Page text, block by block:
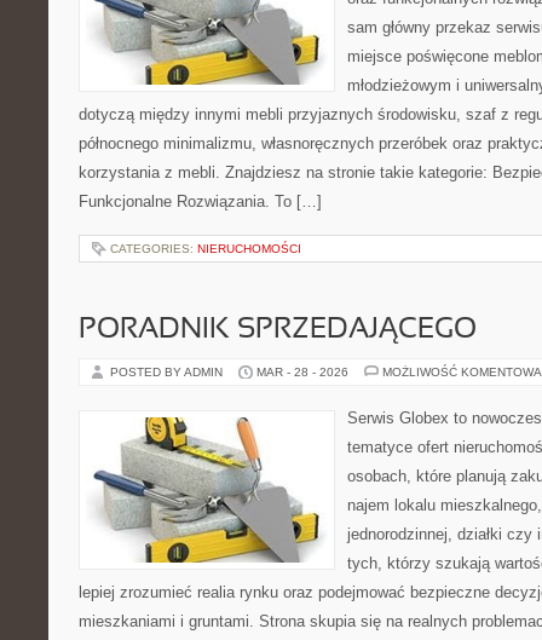
sam główny przekaz
miejsce poświęcone
młodzieżowym i
dotyczą między innymi mebli przyjaznych środowisku, szaf z
północnego minimalizmu, własnoręcznych przeróbek oraz
korzystania z mebli. Znajdziesz na stronie takie kategorie:
Funkcjonalne Rozwiązania. To […]
CATEGORIES: NIERUCHOMOŚCI
PORADNIK SPRZEDAJĄCEGO
POSTED BY ADMIN MAR - 28 - 2026 MOŻLIWOŚĆ
Serwis Globex to
tematyce ofert
osobach, które planują
najem lokalu
jednorodzinnej, działki czy
tych, którzy szukają
lepiej zrozumieć realia rynku oraz podejmować bezpieczne
mieszkaniami i gruntami. Strona skupia się na realnych